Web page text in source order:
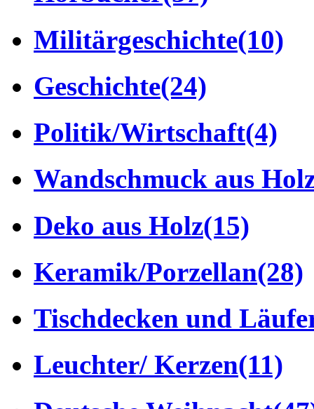
Militärgeschichte(10)
Geschichte(24)
Politik/Wirtschaft(4)
Wandschmuck aus
Deko aus Holz(15)
Keramik/Porzellan(28)
Tischdecken und
Leuchter/ Kerzen(11)